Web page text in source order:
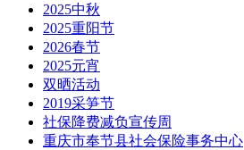
2025中秋
2025重阳节
2026春节
2025元宵
双晒活动
2019采笋节
社保降费减负宣传周
重庆市奉节县社会保险事务中心